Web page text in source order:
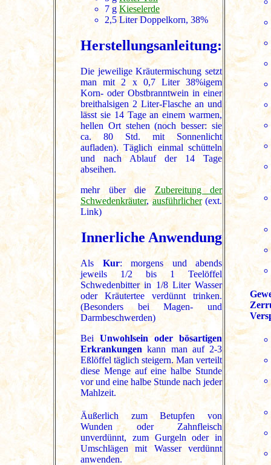
7 gKieselerde
2,5 Liter Doppelkorn, 38%
Herstellungsanleitung:
Die jeweilige Kräutermischung setzt
man mit 2 x 0,7 Liter 38%igem
Korn- oder Obstbranntwein in einer
breithalsigen 2 Liter-Flasche an und
lässt sie 14 Tage an einem warmen,
hellen Ort stehen (noch besser: sie
ca. 80 Std. mit Sonnenlicht
aufladen). Täglich einmal schütteln
und nach Ablauf der 14 Tage
abseihen.
mehr über die Zubereitung der
Schwedenkräuter,ausführlicher(ext.
Link)
Innerliche Anwendung
Als Kur: morgens und abends
jeweils 1/2 bis 1 Teelöffel
Schwedenbitter in 1/8 Liter Wasser
oder Kräutertee verdünnt trinken.
(Besonders bei Magen- und
Darmbeschwerden)
BeiUnwohlsein oder bösartigen
Erkrankungen kann man auf 2-3
Eßlöffel täglich steigern. Man verteilt
diese Menge auf eine halbe Stunde
vor und eine halbe Stunde nach jeder
Mahlzeit.
Äußerlich zum Betupfen von
Wunden oder Zahnfleisch
unverdünnt, zum Gurgeln oder in
Umschlägen mit Wasser verdünnt
anwenden.